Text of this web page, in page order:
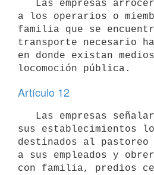
a los operarios o
familia que se
transporte necesario
en donde existan
locomoción pública.
Artículo 12
sus establecimientos
destinados al
a sus empleados y
con familia, predios